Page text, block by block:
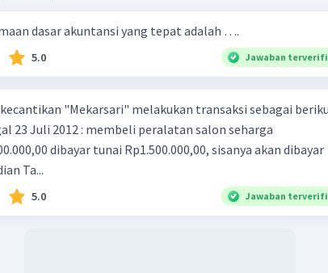
dasar akuntansi yang tepat adalah ….
5.0 Jawaban
"Mekarsari" melakukan transaksi sebagai
23 Juli 2012 : membeli peralatan salon seharga
dibayar tunai Rp1.500.000,00, sisanya akan dibayar
kemudian Ta...
5.0 Jawaban